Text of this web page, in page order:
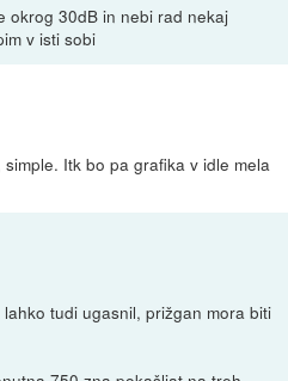
okrog 30dB in nebi rad nekaj
v isti sobi
Itk bo pa grafika v idle mela
tudi ugasnil, prižgan mora biti